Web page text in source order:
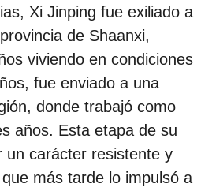
Xi Jinping fue exiliado a
de Shaanxi,
viviendo en condiciones
fue enviado a una
donde trabajó como
años. Esta etapa de su
un carácter resistente y
más tarde lo impulsó a